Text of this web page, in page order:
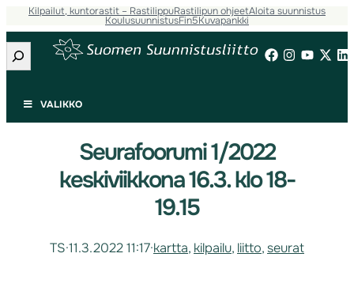
Kilpailut, kuntorastit – RastilippuRastilipun ohjeetAloita suunnistus
KoulusuunnistusFin5Kuvapankki
Etsi
VALIKKO
Seurafoorumi 1/2022
keskiviikkona 16.3. klo 18-
19.15
TS·11.3.2022 11:17·kartta, kilpailu, liitto, seurat